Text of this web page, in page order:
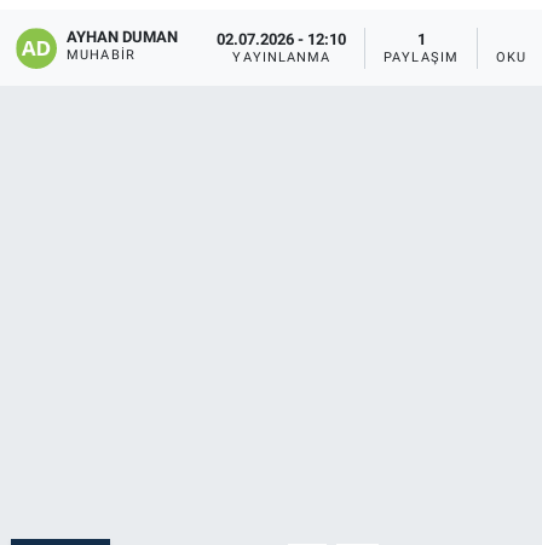
AYHAN DUMAN
MUHABIR
02.07.2026 - 12:10
YAYINLANMA
1
PAYLAŞIM